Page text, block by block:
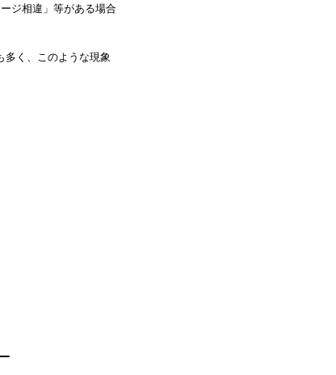
ジ相違」等がある場合
く、このような現象